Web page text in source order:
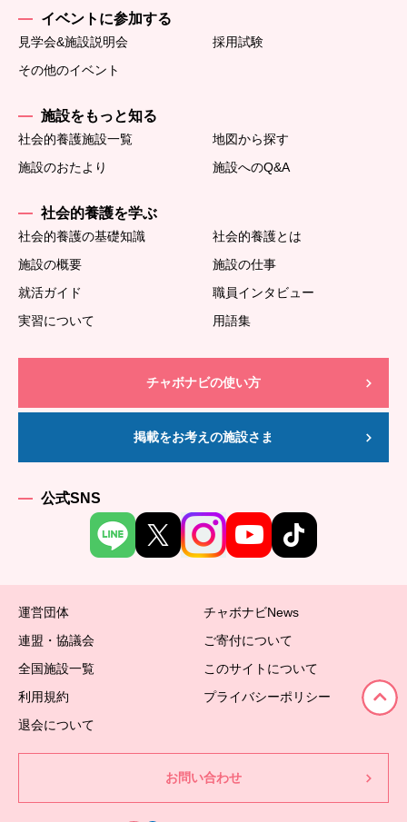
イベントに参加する
見学会&施設説明会
採用試験
その他のイベント
施設をもっと知る
社会的養護施設一覧
地図から探す
施設のおたより
施設へのQ&A
社会的養護を学ぶ
社会的養護の基礎知識
社会的養護とは
施設の概要
施設の仕事
就活ガイド
職員インタビュー
実習について
用語集
チャボナビの使い方
掲載をお考えの施設さま
公式SNS
運営団体
チャボナビNews
連盟・協議会
ご寄付について
全国施設一覧
このサイトについて
利用規約
プライバシーポリシー
退会について
お問い合わせ